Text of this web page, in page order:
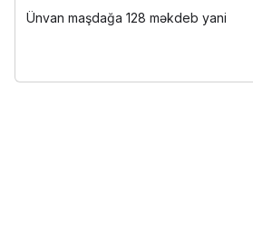
Ünvan maşdağa 128 məkdeb yani